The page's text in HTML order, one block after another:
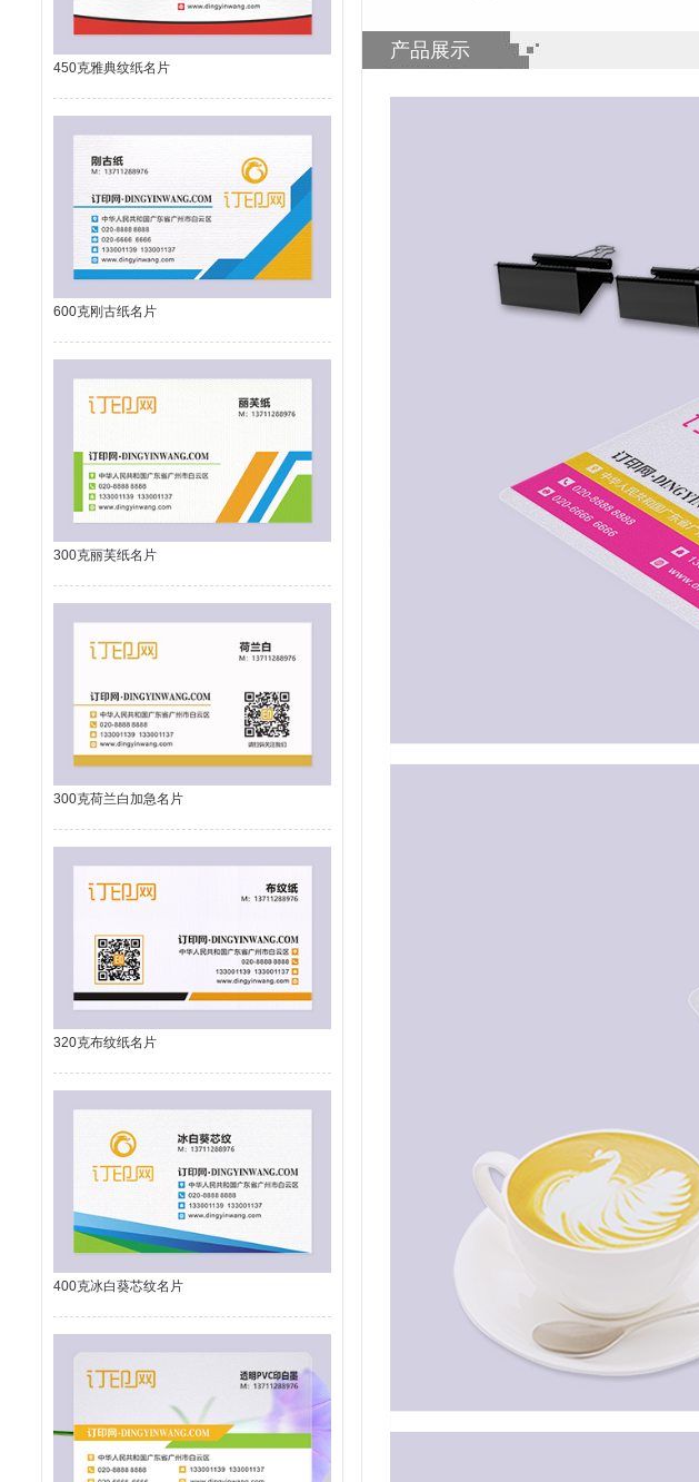
450克雅典纹纸名片
600克刚古纸名片
300克丽芙纸名片
300克荷兰白加急名片
320克布纹纸名片
400克冰白葵芯纹名片
产品展示